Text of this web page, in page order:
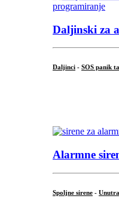
Daljinski za
Daljinci - SOS panik
Alarmne
Spoljne sirene -